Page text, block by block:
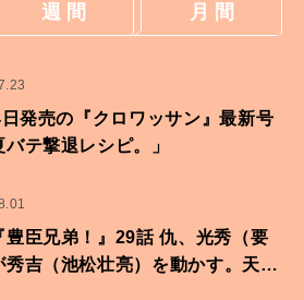
週 間 月 間
発売の『クロワッサン』最新号
バテ撃退レシピ。」
豊臣兄弟！』29話 仇、光秀（要
秀吉（池松壮亮）を動かす。天下